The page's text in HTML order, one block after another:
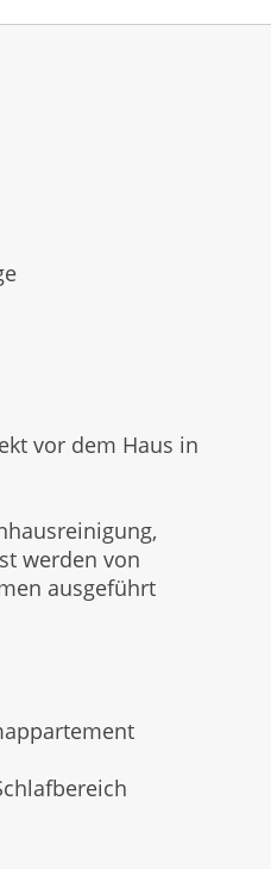
vor dem Haus in
werden von
ausgeführt